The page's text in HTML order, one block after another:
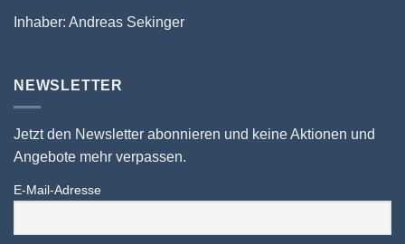
Inhaber: Andreas Sekinger
NEWSLETTER
Jetzt den Newsletter abonnieren und keine Aktionen und
Angebote mehr verpassen.
E-Mail-Adresse